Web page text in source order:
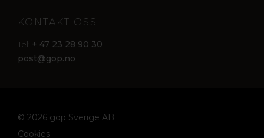
KONTAKT OSS
Tel: + 47 23 28 90 30
post@gop.no
© 2026 gop Sverige AB
Cookies